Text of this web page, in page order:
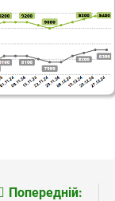
Попередній: